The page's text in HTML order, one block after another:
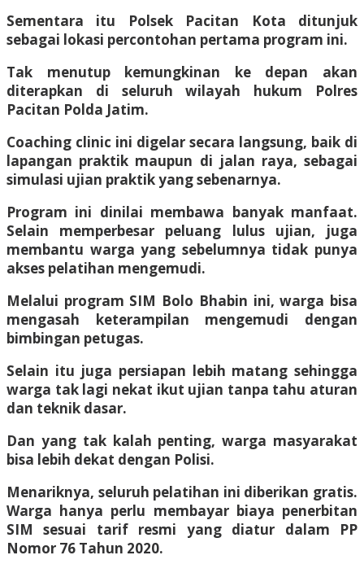
Sementara itu Polsek Pacitan Kota ditunjuk
sebagai lokasi percontohan pertama program ini.
Tak menutup kemungkinan ke depan akan
diterapkan di seluruh wilayah hukum Polres
Pacitan Polda Jatim.
Coaching clinic ini digelar secara langsung, baik di
lapangan praktik maupun di jalan raya, sebagai
simulasi ujian praktik yang sebenarnya.
Program ini dinilai membawa banyak manfaat.
Selain memperbesar peluang lulus ujian, juga
membantu warga yang sebelumnya tidak punya
akses pelatihan mengemudi.
Melalui program SIM Bolo Bhabin ini, warga bisa
mengasah keterampilan mengemudi dengan
bimbingan petugas.
Selain itu juga persiapan lebih matang sehingga
warga tak lagi nekat ikut ujian tanpa tahu aturan
dan teknik dasar.
Dan yang tak kalah penting, warga masyarakat
bisa lebih dekat dengan Polisi.
Menariknya, seluruh pelatihan ini diberikan gratis.
Warga hanya perlu membayar biaya penerbitan
SIM sesuai tarif resmi yang diatur dalam PP
Nomor 76 Tahun 2020.